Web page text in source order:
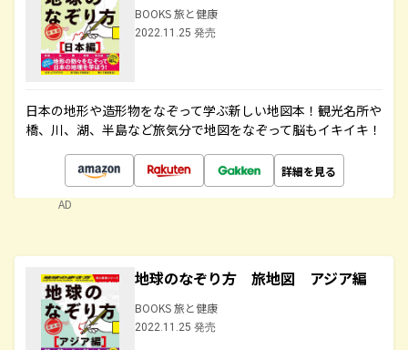
BOOKS 旅と健康
2022.11.25 発売
日本の地形や造形物をなぞって学ぶ新しい地図本！観光名所や
橋、川、湖、半島など旅気分で地図をなぞって脳もイキイキ！
詳細を見る
AD
地球のなぞり方 旅地図 アジア編
BOOKS 旅と健康
2022.11.25 発売